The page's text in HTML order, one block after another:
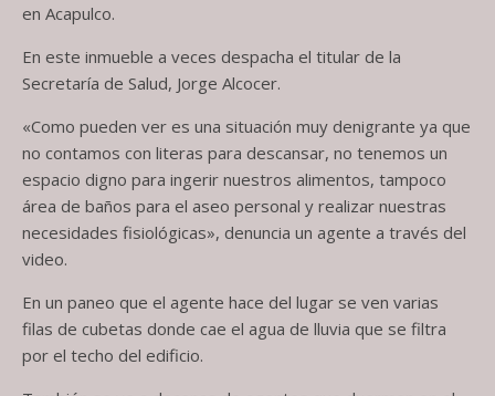
en Acapulco.
En este inmueble a veces despacha el titular de la
Secretaría de Salud, Jorge Alcocer.
«Como pueden ver es una situación muy denigrante ya que
no contamos con literas para descansar, no tenemos un
espacio digno para ingerir nuestros alimentos, tampoco
área de baños para el aseo personal y realizar nuestras
necesidades fisiológicas», denuncia un agente a través del
video.
En un paneo que el agente hace del lugar se ven varias
filas de cubetas donde cae el agua de lluvia que se filtra
por el techo del edificio.